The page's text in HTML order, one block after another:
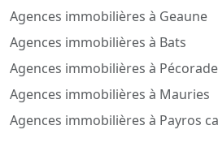
Agences immobilières à Geaune
Agences immobilières à Bats
Agences immobilières à Pécorade
Agences immobilières à Mauries
Agences immobilières à Payros